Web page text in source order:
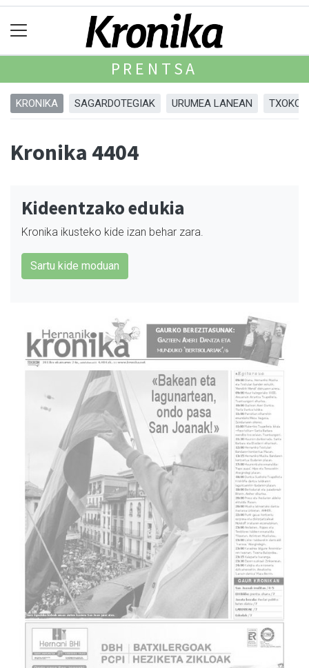
PRENTSA
KRONIKA SAGARDOTEGIAK URUMEA LANEAN
Kronika 4404
Kideentzako edukia
Kronika ikusteko kide izan behar zara.
Sartu kide moduan